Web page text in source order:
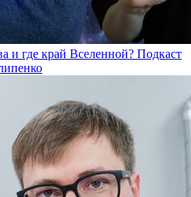
и где край Вселенной? Подкаст